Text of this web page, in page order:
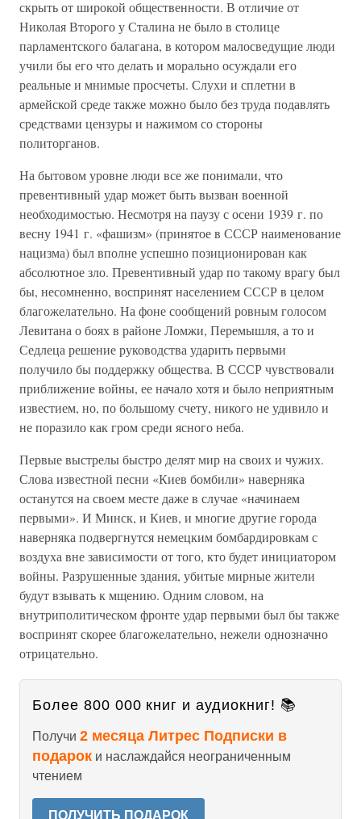
скрыть от широкой общественности. В отличие от
Николая Второго у Сталина не было в столице
парламентского балагана, в котором малосведущие люди
учили бы его что делать и морально осуждали его
реальные и мнимые просчеты. Слухи и сплетни в
армейской среде также можно было без труда подавлять
средствами цензуры и нажимом со стороны
политорганов.
На бытовом уровне люди все же понимали, что
превентивный удар может быть вызван военной
необходимостью. Несмотря на паузу с осени 1939 г. по
весну 1941 г. «фашизм» (принятое в СССР наименование
нацизма) был вполне успешно позиционирован как
абсолютное зло. Превентивный удар по такому врагу был
бы, несомненно, воспринят населением СССР в целом
благожелательно. На фоне сообщений ровным голосом
Левитана о боях в районе Ломжи, Перемышля, а то и
Седлеца решение руководства ударить первыми
получило бы поддержку общества. В СССР чувствовали
приближение войны, ее начало хотя и было неприятным
известием, но, по большому счету, никого не удивило и
не поразило как гром среди ясного неба.
Первые выстрелы быстро делят мир на своих и чужих.
Слова известной песни «Киев бомбили» наверняка
останутся на своем месте даже в случае «начинаем
первыми». И Минск, и Киев, и многие другие города
наверняка подвергнутся немецким бомбардировкам с
воздуха вне зависимости от того, кто будет инициатором
войны. Разрушенные здания, убитые мирные жители
будут взывать к мщению. Одним словом, на
внутриполитическом фронте удар первыми был бы также
воспринят скорее благожелательно, нежели однозначно
отрицательно.
Более 800 000 книг и аудиокниг! 📚
Получи 2 месяца Литрес Подписки в
подарок и наслаждайся неограниченным
чтением
ПОЛУЧИТЬ ПОДАРОК